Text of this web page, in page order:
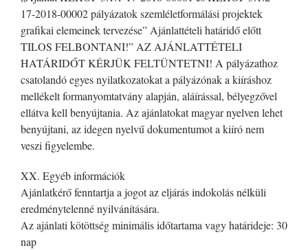
17-2018-00002 pályázatok szemléletformálási projektek
grafikai elemeinek tervezése” Ajánlattételi határidő előtt
TILOS FELBONTANI!” AZ AJÁNLATTÉTELI
HATÁRIDŐT KÉRJÜK FELTÜNTETNI! A pályázathoz
csatolandó egyes nyilatkozatokat a pályázónak a kiíráshoz
mellékelt formanyomtatvány alapján, aláírással, bélyegzővel
ellátva kell benyújtania. Az ajánlatokat magyar nyelven lehet
benyújtani, az idegen nyelvű dokumentumot a kiíró nem
veszi figyelembe.
XX. Egyéb információk
Ajánlatkérő fenntartja a jogot az eljárás indokolás nélküli
eredménytelenné nyilvánítására.
Az ajánlati kötöttség minimális időtartama vagy határideje: 30
nap